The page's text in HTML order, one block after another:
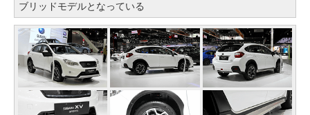
ブリッドモデルとなっている